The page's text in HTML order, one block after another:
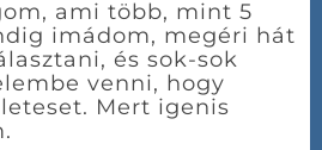
ami több, mint 5
imádom, megéri hát
és sok-sok
venni, hogy
Mert igenis